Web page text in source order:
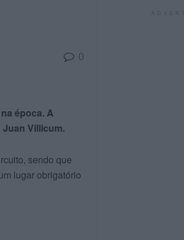
0
época. A
Villicum.
sendo que
lugar obrigatório